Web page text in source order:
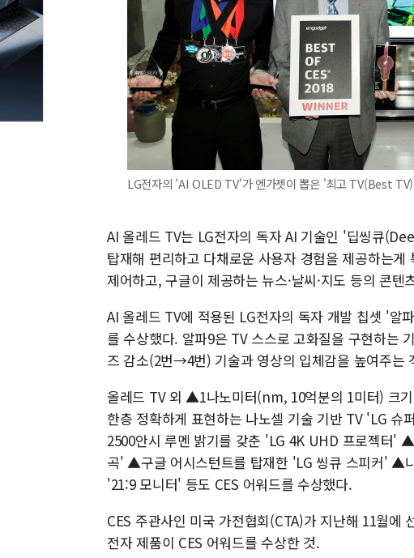
LG전자의 'AI OLED TV'가 엔가젯이 뽑은 '최고 TV(Best
AI 올레드 TV는 LG전자의 독자 AI 기술인 '딥씽큐
탑재해 편리하고 다채로운 사용자 경험을 제공하는
제어하고, 구글이 제공하는 뉴스·날씨·지도 등의 콘텐
AI 올레드 TV에 적용된 LG전자의 독자 개발 칩셋 '알
를 수상했다. 알파9은 TV 스스로 고화질을 구현하는
즈 감소(2번→4번) 기술과 영상의 입체감을 높여주는
올레드 TV 외 ▲1나노미터(nm, 10억분의 1미터) 크
한층 정확하게 표현하는 나노셀 기술 기반 TV 'LG
2500안시 루멘 밝기를 갖춘 'LG 4K UHD 프로젝터'
곡' ▲구글 어시스턴트를 탑재한 'LG 씽큐 스피커' ▲
'21:9 모니터' 등도 CES 어워드를 수상했다.
CES 주관사인 미국 가전협회(CTA)가 지난해 11월
전자 제품이 CES 어워드를 수상한 것.